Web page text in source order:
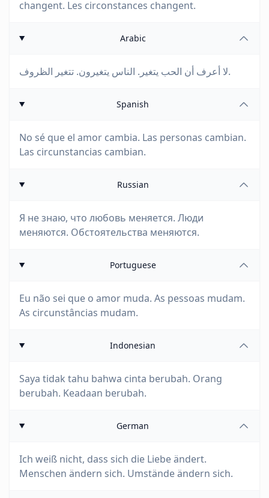
changent. Les circonstances changent.
Arabic
لا أعرف أن الحب يتغير. الناس يتغيرون. تتغير الظروف.
Spanish
No sé que el amor cambia. Las personas cambian.
Las circunstancias cambian.
Russian
Я не знаю, что любовь меняется. Люди
меняются. Обстоятельства меняются.
Portuguese
Eu não sei que o amor muda. As pessoas mudam.
As circunstâncias mudam.
Indonesian
Saya tidak tahu bahwa cinta berubah. Orang
berubah. Keadaan berubah.
German
Ich weiß nicht, dass sich die Liebe ändert.
Menschen ändern sich. Umstände ändern sich.